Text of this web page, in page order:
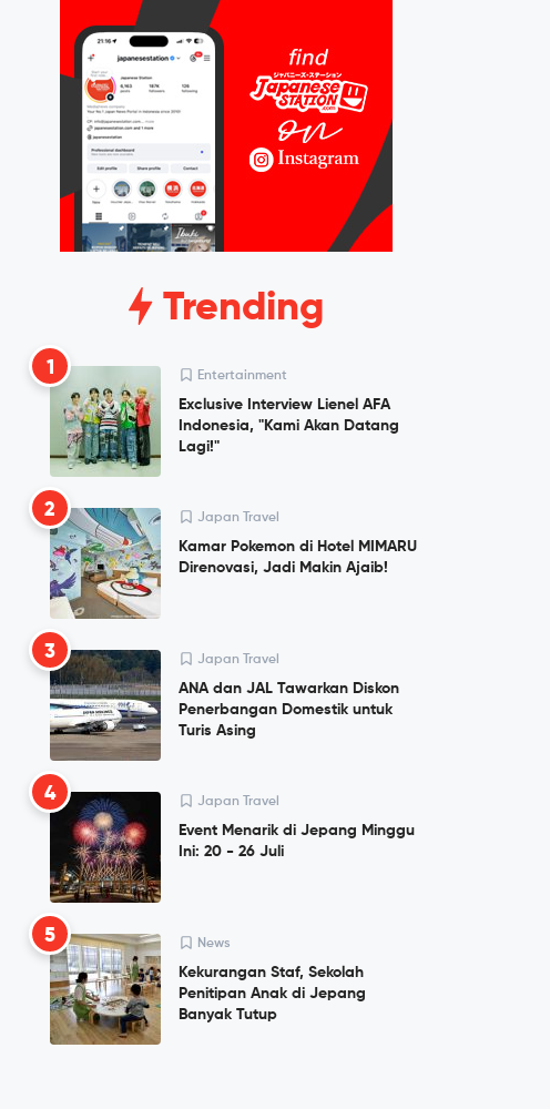
Trending
1 Entertainment
Exclusive Interview Lienel AFA
Indonesia, "Kami Akan Datang
Lagi!"
2 Japan Travel
Kamar Pokemon di Hotel MIMARU
Direnovasi, Jadi Makin Ajaib!
3 Japan Travel
ANA dan JAL Tawarkan Diskon
Penerbangan Domestik untuk
Turis Asing
4 Japan Travel
Event Menarik di Jepang Minggu
Ini: 20 - 26 Juli
5 News
Kekurangan Staf, Sekolah
Penitipan Anak di Jepang
Banyak Tutup